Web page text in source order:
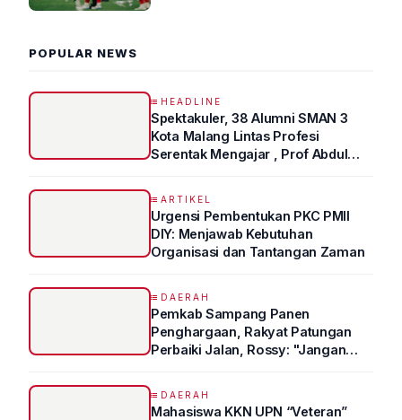
POPULAR NEWS
HEADLINE
Spektakuler, 38 Alumni SMAN 3
Kota Malang Lintas Profesi
Serentak Mengajar , Prof Abdul
ARTIKEL
Urgensi Pembentukan PKC PMII
DIY: Menjawab Kebutuhan
Organisasi dan Tantangan Zaman
DAERAH
Pemkab Sampang Panen
Penghargaan, Rakyat Patungan
Perbaiki Jalan, Rossy: "Jangan
DAERAH
Mahasiswa KKN UPN “Veteran”